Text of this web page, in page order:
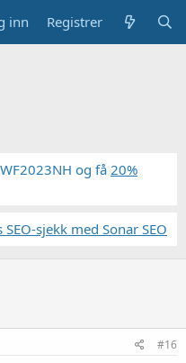
inn Registrer
og få 20%
SEO-sjekk med Sonar SEO
#16